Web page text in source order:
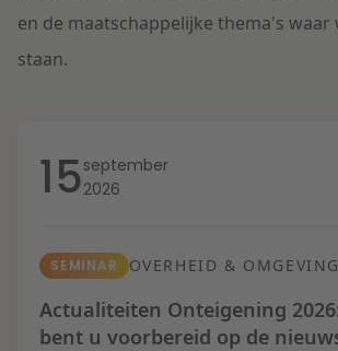
en de maatschappelijke thema's waar
staan.
15september
2026
SEMINAR OVERHEID & OMGEVING
Actualiteiten Onteigening
bent u voorbereid op de